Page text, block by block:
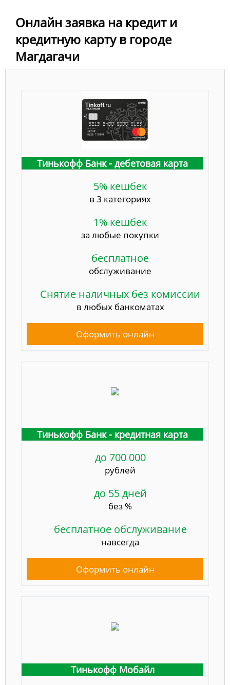
Онлайн заявка на кредит и
кредитную карту в городе
Магдагачи
Тинькофф Банк - дебетовая карта
5% кешбек
в 3 категориях
1% кешбек
за любые покупки
бесплатное
обслуживание
Снятие наличных без комиссии
в любых банкоматах
Оформить онлайн
Тинькофф Банк - кредитная карта
до 700 000
рублей
до 55 дней
без %
бесплатное обслуживание
навсегда
Оформить онлайн
Тинькофф Мобайл